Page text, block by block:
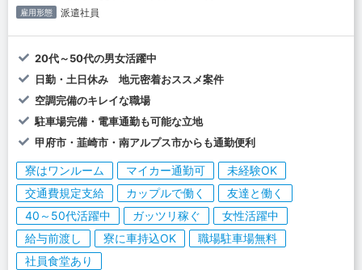
雇用形態 派遣社員
20代～50代の男女活躍中
日勤・土日休み 地元密着おススメ案件
空調完備のキレイな職場
駐車場完備・電車通勤も可能な立地
甲府市・韮崎市・南アルプス市からも通勤便利
寮はワンルーム マイカー通勤可
未経験OK
交通費規定支給
カップルで働く
友達と働く
40～50代活躍中
ガッツリ稼ぐ
女性活躍中
給与前渡し
寮に車持込OK
職場駐車場無料
社員食堂あり